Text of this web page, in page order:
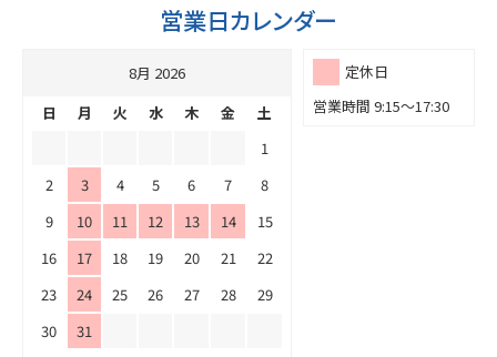
営業日カレンダー
定休日
営業時間 9:15～17:30
8月 2026
日
月 火 水 木 金
土
1
2
3 4 5 6 7
8
9
10 11 12 13 14
15
16
17 18 19 20 21
22
23
24 25 26 27 28
29
30
31